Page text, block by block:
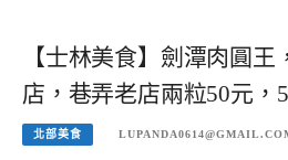
【士林美食】劍潭肉圓
店，巷弄老店兩粒50元，
北部美食